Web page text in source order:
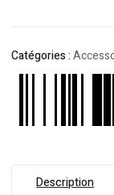
Catégories :
Description